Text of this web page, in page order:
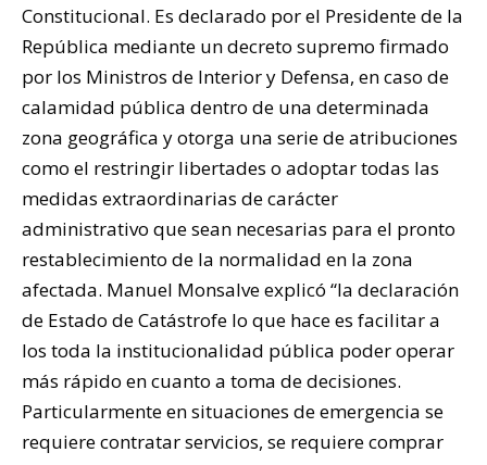
Constitucional. Es declarado por el Presidente de la
República mediante un decreto supremo firmado
por los Ministros de Interior y Defensa, en caso de
calamidad pública dentro de una determinada
zona geográfica y otorga una serie de atribuciones
como el restringir libertades o adoptar todas las
medidas extraordinarias de carácter
administrativo que sean necesarias para el pronto
restablecimiento de la normalidad en la zona
afectada. Manuel Monsalve explicó “la declaración
de Estado de Catástrofe lo que hace es facilitar a
los toda la institucionalidad pública poder operar
más rápido en cuanto a toma de decisiones.
Particularmente en situaciones de emergencia se
requiere contratar servicios, se requiere comprar